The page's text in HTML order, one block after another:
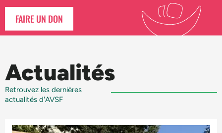
FAIRE UN DON
Actualités
Retrouvez les dernières
actualités d'AVSF